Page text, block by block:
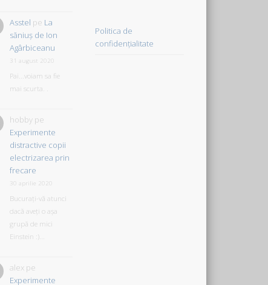
Asstel pe La
săniuş de Ion
Agârbiceanu
31 august 2020
Pai...voiam sa fie
mai scurta. .
hobbype
Experimente
distractive copii
electrizarea prin
frecare
30 aprilie 2020
Bucurați-vă atunci
dacă aveți o așa
grupă de mici
Einstein :)...
alexpe
Experimente
Politica de
confidențialitate